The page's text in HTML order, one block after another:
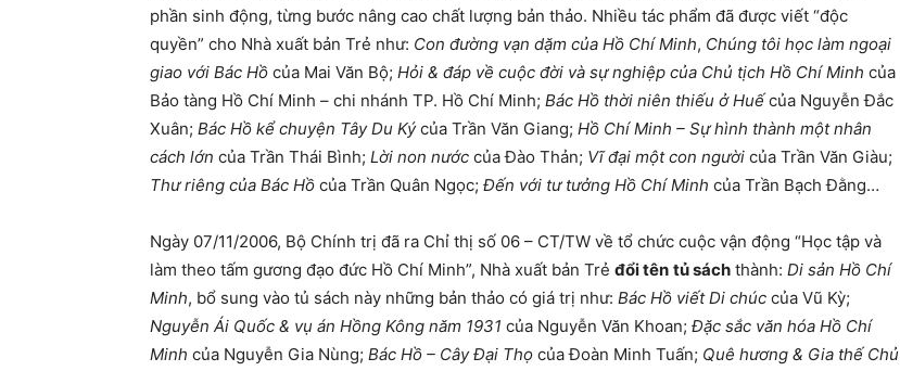
phần sinh động, từng bước nâng cao chất lượng bản thảo. Nhiều tác phẩm đã được viết “độc
quyền” cho Nhà xuất bản Trẻ như: Con đường vạn dặm của Hồ Chí Minh, Chúng tôi học làm ngoại
giao với Bác Hồ của Mai Văn Bộ; Hỏi & đáp về cuộc đời và sự nghiệp của Chủ tịch Hồ Chí Minh của
Bảo tàng Hồ Chí Minh – chi nhánh TP. Hồ Chí Minh; Bác Hồ thời niên thiếu ở Huếcủa Nguyễn Đắc
Xuân; Bác Hồ kể chuyện Tây Du Kýcủa Trần Văn Giang; Hồ Chí Minh – Sự hình thành một nhân
cách lớn của Trần Thái Bình; Lời non nước của Đào Thản; Vĩ đại một con người của Trần Văn Giàu;
Thư riêng của Bác Hồ của Trần Quân Ngọc; Đến với tư tưởng Hồ Chí Minh của Trần Bạch Đằng…
Ngày 07/11/2006, Bộ Chính trị đã ra Chỉ thị số 06 – CT/TW về tổ chức cuộc vận động “Học tập và
làm theo tấm gương đạo đức Hồ Chí Minh”, Nhà xuất bản Trẻ đổi tên tủ sách thành: Di sản Hồ Chí
Minh, bổ sung vào tủ sách này những bản thảo có giá trị như: Bác Hồ viết Di chúc của Vũ Kỳ;
Nguyễn Ái Quốc & vụ án Hồng Kông năm 1931 của Nguyễn Văn Khoan; Đặc sắc văn hóa Hồ Chí
Minh của Nguyễn Gia Nùng; Bác Hồ – Cây Đại Thọ của Đoàn Minh Tuấn; Quê hương & Gia thế Chủ